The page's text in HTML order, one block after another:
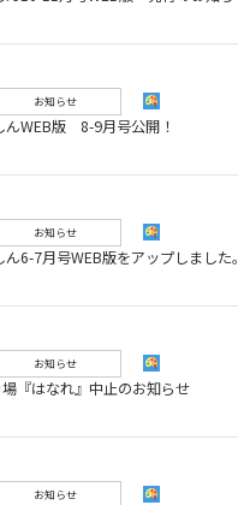
お知らせ
んWEB版 8-9月号公開！
お知らせ
6-7月号WEB版をアップしました。
お知らせ
『はなれ』中止のお知らせ
お知らせ